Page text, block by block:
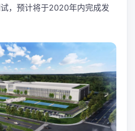
，预计将于2020年内完成发